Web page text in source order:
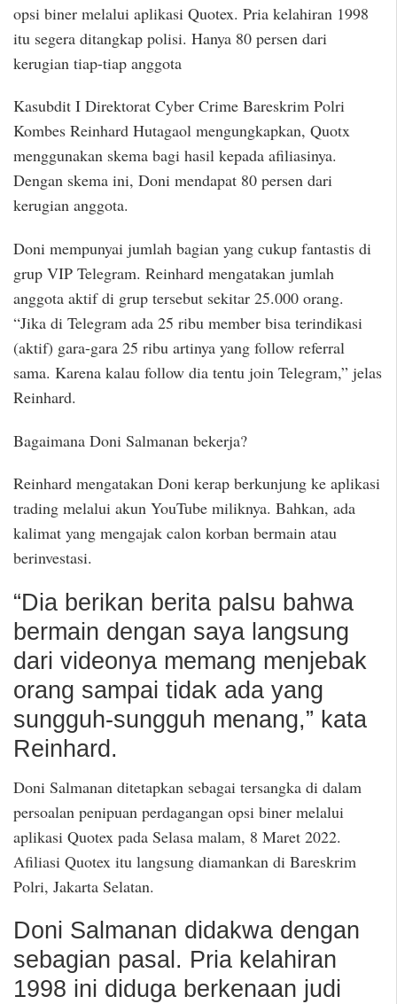
opsi biner melalui aplikasi Quotex. Pria kelahiran 1998
itu segera ditangkap polisi. Hanya 80 persen dari
kerugian tiap-tiap anggota
Kasubdit I Direktorat Cyber Crime Bareskrim Polri
Kombes Reinhard Hutagaol mengungkapkan, Quotx
menggunakan skema bagi hasil kepada afiliasinya.
Dengan skema ini, Doni mendapat 80 persen dari
kerugian anggota.
Doni mempunyai jumlah bagian yang cukup fantastis di
grup VIP Telegram. Reinhard mengatakan jumlah
anggota aktif di grup tersebut sekitar 25.000 orang.
“Jika di Telegram ada 25 ribu member bisa terindikasi
(aktif) gara-gara 25 ribu artinya yang follow referral
sama. Karena kalau follow dia tentu join Telegram,” jelas
Reinhard.
Bagaimana Doni Salmanan bekerja?
Reinhard mengatakan Doni kerap berkunjung ke aplikasi
trading melalui akun YouTube miliknya. Bahkan, ada
kalimat yang mengajak calon korban bermain atau
berinvestasi.
“Dia berikan berita palsu bahwa
bermain dengan saya langsung
dari videonya memang menjebak
orang sampai tidak ada yang
sungguh-sungguh menang,” kata
Reinhard.
Doni Salmanan ditetapkan sebagai tersangka di dalam
persoalan penipuan perdagangan opsi biner melalui
aplikasi Quotex pada Selasa malam, 8 Maret 2022.
Afiliasi Quotex itu langsung diamankan di Bareskrim
Polri, Jakarta Selatan.
Doni Salmanan didakwa dengan
sebagian pasal. Pria kelahiran
1998 ini diduga berkenaan judi